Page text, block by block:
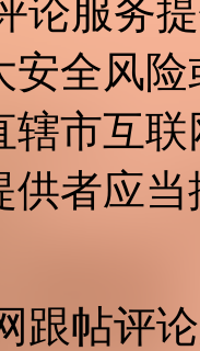
论服务
安全风
辖市互
供者应
跟帖评